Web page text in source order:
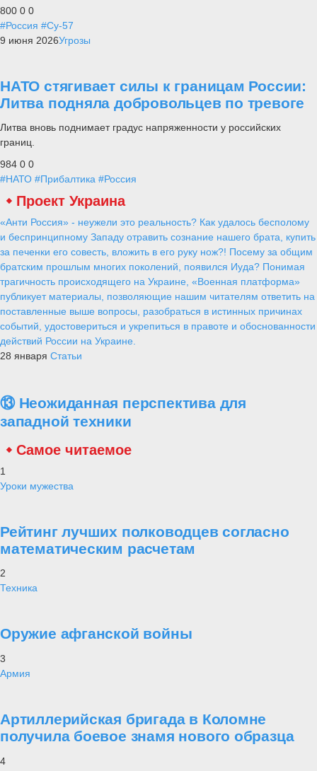
800 0 0
#Россия #Су-57
9 июня 2026Угрозы
НАТО стягивает силы к границам России:
Литва подняла добровольцев по тревоге
Литва вновь поднимает градус напряженности у российских
границ.
984 0 0
#НАТО #Прибалтика #Россия
Проект Украина
«Анти Россия» - неужели это реальность? Как удалось бесполому
и беспринципному Западу отравить сознание нашего брата, купить
за печенки его совесть, вложить в его руку нож?! Посему за общим
братским прошлым многих поколений, появился Иуда? Понимая
трагичность происходящего на Украине, «Военная платформа»
публикует материалы, позволяющие нашим читателям ответить на
поставленные выше вопросы, разобраться в истинных причинах
событий, удостовериться и укрепиться в правоте и обоснованности
действий России на Украине.
28 января Статьи
⑬ Неожиданная перспектива для
западной техники
Самое читаемое
1
Уроки мужества
Рейтинг лучших полководцев согласно
математическим расчетам
2
Техника
Оружие афганской войны
3
Армия
Артиллерийская бригада в Коломне
получила боевое знамя нового образца
4